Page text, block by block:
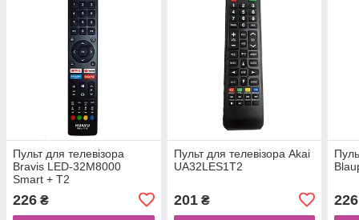
Пульт для телевізора
Bravis LED-32M8000
Smart + T2
226 ₴
Пульт для телевізора Akai
UA32LES1T2
201₴ 226